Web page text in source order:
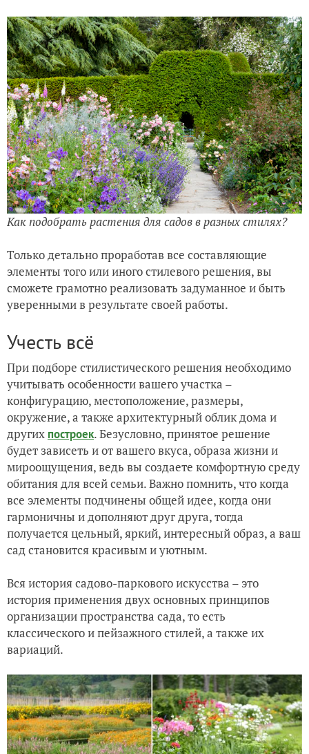
Как подобрать растения для садов в разных стилях?
Только детально проработав все составляющие
элементы того или иного стилевого решения, вы
сможете грамотно реализовать задуманное и быть
уверенными в результате своей работы.
Учесть всё
При подборе стилистического решения необходимо
учитывать особенности вашего участка –
конфигурацию, местоположение, размеры,
окружение, а также архитектурный облик дома и
других построек. Безусловно, принятое решение
будет зависеть и от вашего вкуса, образа жизни и
мироощущения, ведь вы создаете комфортную среду
обитания для всей семьи. Важно помнить, что когда
все элементы подчинены общей идее, когда они
гармоничны и дополняют друг друга, тогда
получается цельный, яркий, интересный образ, а ваш
сад становится красивым и уютным.
Вся история садово-паркового искусства – это
история применения двух основных принципов
организации пространства сада, то есть
классического и пейзажного стилей, а также их
вариаций.